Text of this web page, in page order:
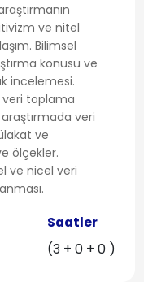
ve nitel
Bilimsel
konusu ve
incelemesi.
veri toplama
veri
ve
ölçekler.
ve nicel veri
Saatler
(3 + 0 + 0 )